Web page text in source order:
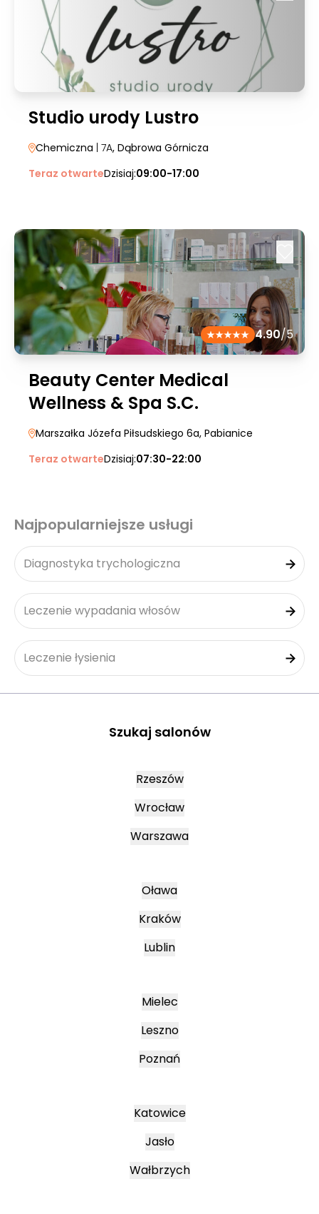
Studio urody Lustro
Chemiczna | 7A, Dąbrowa Górnicza
Teraz otwarteDzisiaj:09:00-17:00
4.90/5
Beauty Center Medical
Wellness & Spa S.C.
Marszałka Józefa Piłsudskiego 6a, Pabianice
Teraz otwarteDzisiaj:07:30-22:00
Najpopularniejsze usługi
Diagnostyka trychologiczna
Leczenie wypadania włosów
Leczenie łysienia
Szukaj salonów
Rzeszów
Wrocław
Warszawa
Oława
Kraków
Lublin
Mielec
Leszno
Poznań
Katowice
Jasło
Wałbrzych